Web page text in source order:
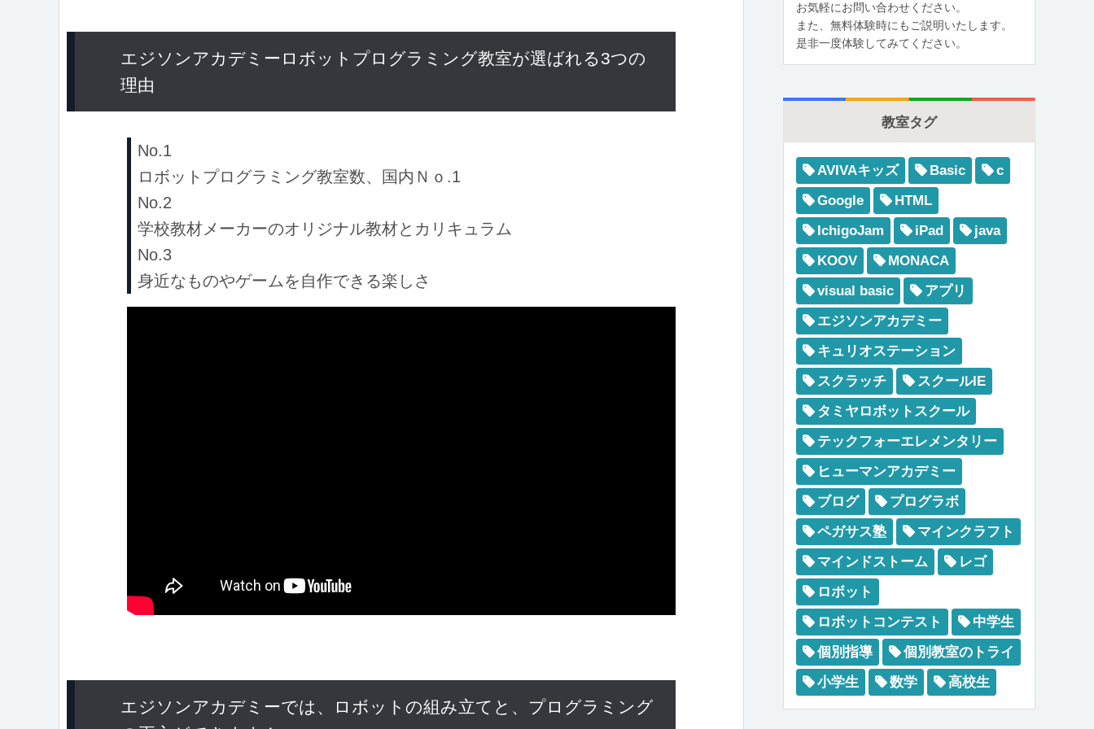
エジソンアカデミーロボットプログラミング教室が選ばれる3つの
理由
No.1
ロボットプログラミング教室数、国内Ｎｏ.1
No.2
学校教材メーカーのオリジナル教材とカリキュラム
No.3
身近なものやゲームを自作できる楽しさ
エジソンアカデミーでは、ロボットの組み立てと、プログラミング
お気軽にお問い合わせください。
また、無料体験時にもご説明いたします。
是非一度体験してみてください。
教室タグ
AVIVAキッズ Basic
c
Google
HTML
IchigoJam
iPad
java
KOOV
MONACA
visual basic
アプリ
エジソンアカデミー
キュリオステーション
スクラッチ
スクールIE
タミヤロボットスクール
テックフォーエレメンタリー
ヒューマンアカデミー
ブログ
プログラボ
ペガサス塾
マインクラフト
マインドストーム
レゴ
ロボット
ロボットコンテスト
中学生
個別指導
個別教室のトライ
小学生
数学 高校生